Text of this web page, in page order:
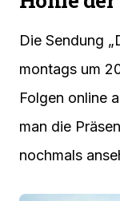
Die Sendung
montags um
Folgen online
man die
nochmals